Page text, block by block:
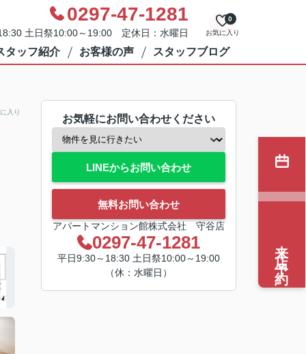
0297-47-1281
土日祭10:00～19:00 定休日：水曜日 お気に入り
0
タッフ紹介 お客様の声 スタッフブログ
入り
お気軽にお問い合わせください
LINEからお問い合わせ
無料お問い合わせ
アパートマンション館株式会社 守谷店
0297-47-1281
平日9:30～18:30 土日祭10:00～19:00
（休：水曜日）
来店予約